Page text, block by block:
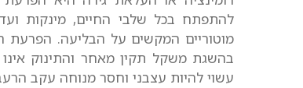
להתפתח בכל שלבי החיים, מינקות
מוטוריים המקשים על הבליעה. הפרעת
בהשגת משקל תקין מאחר והתינוק
עשוי להיות עצבני וחסר מנוחה עקב